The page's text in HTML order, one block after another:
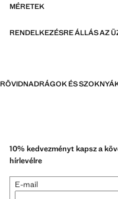
MÉRETEK
RENDELKEZÉSRE ÁLLÁS AZ
RÖVIDNADRÁGOK ÉS
10% kedvezményt kapsz a
hírlevélre
E-mail